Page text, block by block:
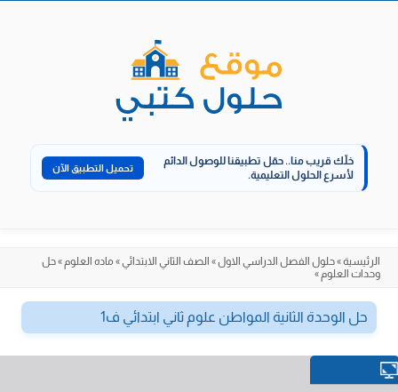
خلّك قريب منا.. حمّل تطبيقنا للوصول الدائم
لأسرع الحلول التعليمية.
تحميل التطبيق الآن
الرئيسية»حلول الفصل الدراسي الاول» الصف الثاني الابتدائي» ماده العلوم »حل
وحدات العلوم »
حل الوحدة الثانية المواطن علوم ثاني ابتدائي ف1